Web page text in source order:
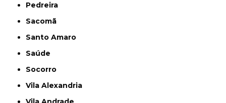
Pedreira
Sacomã
Santo Amaro
Saúde
Socorro
Vila Alexandria